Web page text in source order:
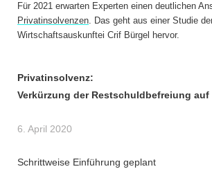
Für 2021 erwarten Experten einen deutlichen
Privatinsolvenzen. Das geht aus einer Studie
Wirtschaftsauskunftei Crif Bürgel hervor.
Privatinsolvenz:
Verkürzung der Restschuldbefreiung auf
6. April 2020
Schrittweise Einführung geplant